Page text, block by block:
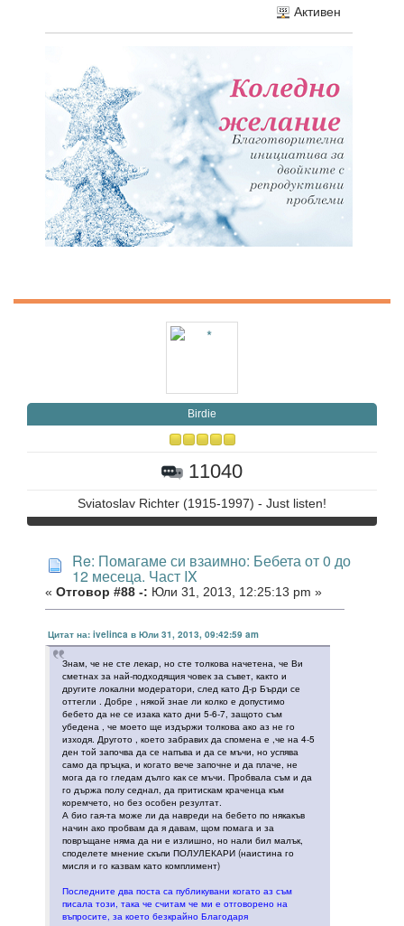
Активен
Birdie
11040
Sviatoslav Richter (1915-1997) - Just listen!
Re: Помагаме си взаимно: Бебета от 0 до
12 месеца. Част IX
« Отговор #88 -: Юли 31, 2013, 12:25:13 pm »
Цитат на: ivelinca в Юли 31, 2013, 09:42:59 am
Знам, че не сте лекар, но сте толкова начетена, че Ви
сметнах за най-подходящия човек за съвет, както и
другите локални модератори, след като Д-р Бърди се
оттегли . Добре , някой знае ли колко е допустимо
бебето да не се изака като дни 5-6-7, защото съм
убедена , че моето ще издържи толкова ако аз не го
изходя. Другото , което забравих да спомена е ,че на 4-5
ден той започва да се напъва и да се мъчи, но успява
само да пръцка, и когато вече започне и да плаче, не
мога да го гледам дълго как се мъчи. Пробвала съм и да
го държа полу седнал, да притискам краченца към
коремчето, но без особен резултат.
А био гая-та може ли да навреди на бебето по някакъв
начин ако пробвам да я давам, щом помага и за
повръщане няма да ни е излишно, но нали бил малък,
споделете мнение скъпи ПОЛУЛЕКАРИ (наистина го
мисля и го казвам като комплимент)
Последните два поста са публикувани когато аз съм
писала този, така че считам че ми е отговорено на
въпросите, за което безкрайно Благодаря